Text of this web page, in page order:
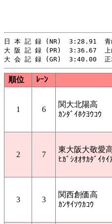
日 本 記 録 (NR)  3:28.91  青
大 阪 記 録 (PR)  3:36.67  上山
順位 ﾚｰﾝ
1 6
関大北陽高
ｶﾝﾀﾞｲﾎｸﾖｳｺｳ
2 7
東大阪大敬愛
ﾋｶﾞｼｵｵｻｶﾀﾞｲｹｲ
3 3
関西創価高
ｶﾝｻｲｿｳｶｺｳ